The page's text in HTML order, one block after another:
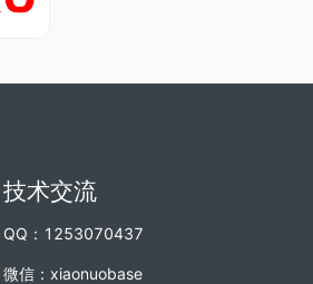
技术交流
QQ：1253070437
微信：xiaonuobase